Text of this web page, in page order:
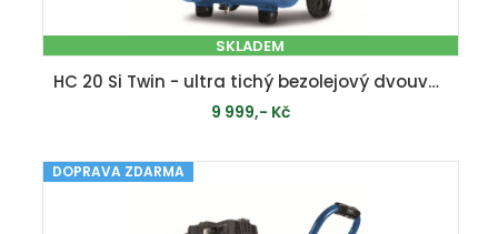
SKLADEM
HC 20 Si Twin - ultra tichý bezolejový dvouválcový kompresor 20 l
9 999,- Kč
DOPRAVA ZDARMA